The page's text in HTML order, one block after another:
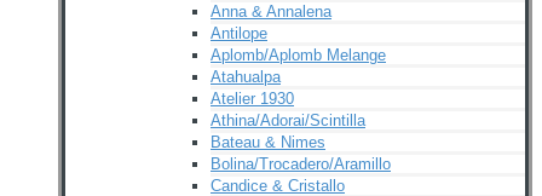
Anna & Annalena
Antilope
Aplomb/Aplomb Melange
Atahualpa
Atelier 1930
Athina/Adorai/Scintilla
Bateau & Nimes
Bolina/Trocadero/Aramillo
Candice & Cristallo